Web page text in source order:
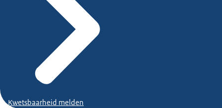
Kwetsbaarheid melden